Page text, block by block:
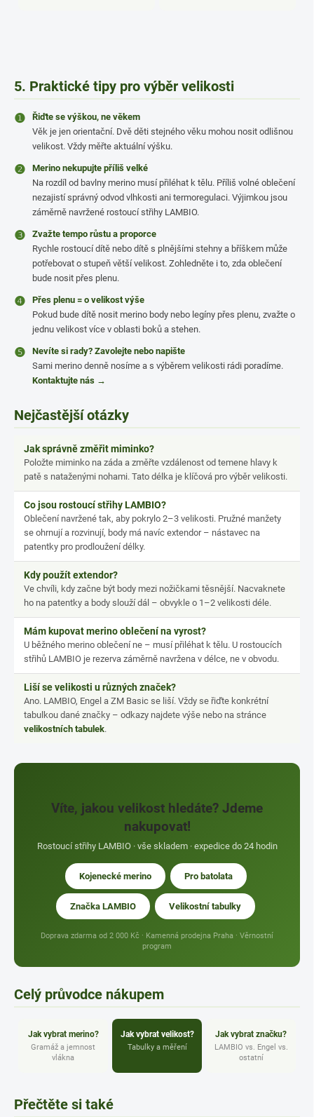
5. Praktické tipy pro výběr velikosti
❶
Řiďte se výškou, ne věkem
Věk je jen orientační. Dvě děti stejného věku mohou nosit odlišnou
velikost. Vždy měřte aktuální výšku.
❷
Merino nekupujte příliš velké
Na rozdíl od bavlny merino musí přiléhat k tělu. Příliš volné oblečení
nezajistí správný odvod vlhkosti ani termoregulaci. Výjimkou jsou
záměrně navržené rostoucí střihy LAMBIO.
❸
Zvažte tempo růstu a proporce
Rychle rostoucí dítě nebo dítě s plnějšími stehny a bříškem může
potřebovat o stupeň větší velikost. Zohledněte i to, zda oblečení
bude nosit přes plenu.
❹
Přes plenu = o velikost výše
Pokud bude dítě nosit merino body nebo legíny přes plenu, zvažte o
jednu velikost více v oblasti boků a stehen.
❺
Nevíte si rady? Zavolejte nebo napište
Sami merino denně nosíme a s výběrem velikosti rádi poradíme.
Kontaktujte nás →
Nejčastější otázky
Jak správně změřit miminko?
Položte miminko na záda a změřte vzdálenost od temene hlavy k
patě s nataženými nohami. Tato délka je klíčová pro výběr velikosti.
Co jsou rostoucí střihy LAMBIO?
Oblečení navržené tak, aby pokrylo 2–3 velikosti. Pružné manžety
se ohrnují a rozvinují, body má navíc extendor – nástavec na
patentky pro prodloužení délky.
Kdy použít extendor?
Ve chvíli, kdy začne být body mezi nožičkami těsnější. Nacvaknete
ho na patentky a body slouží dál – obvykle o 1–2 velikosti déle.
Mám kupovat merino oblečení na vyrost?
U běžného merino oblečení ne – musí přiléhat k tělu. U rostoucích
střihů LAMBIO je rezerva záměrně navržena v délce, ne v obvodu.
Liší se velikosti u různých značek?
Ano. LAMBIO, Engel a ZM Basic se liší. Vždy se řiďte konkrétní
tabulkou dané značky – odkazy najdete výše nebo na stránce
velikostních tabulek.
Víte, jakou velikost hledáte? Jdeme
nakupovat!
Rostoucí střihy LAMBIO · vše skladem · expedice do 24 hodin
Kojenecké merino Pro batolata
Značka LAMBIO Velikostní tabulky
Doprava zdarma od 2 000 Kč · Kamenná prodejna Praha · Věrnostní
program
Celý průvodce nákupem
Jak vybrat merino?
Gramáž a jemnost
vlákna
Jak vybrat velikost?
Tabulky a měření
Jak vybrat značku?
LAMBIO vs. Engel vs.
ostatní
Přečtěte si také